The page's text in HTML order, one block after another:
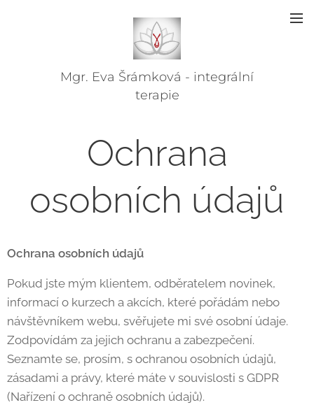
Mgr. Eva Šrámková - integrální
terapie
Ochrana
osobních údajů
Ochrana osobních údajů
Pokud jste mým klientem, odběratelem novinek,
informací o kurzech a akcích, které pořádám nebo
návštěvníkem webu, svěřujete mi své osobní údaje.
Zodpovídám za jejich ochranu a zabezpečení.
Seznamte se, prosím, s ochranou osobních údajů,
zásadami a právy, které máte v souvislosti s GDPR
(Nařízení o ochraně osobních údajů).